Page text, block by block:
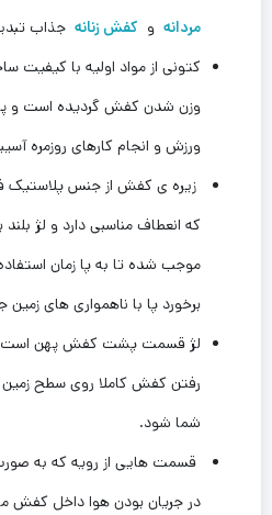
مردانه و کفش زنانه جذاب
کتونی از مواد اولیه با
وزن شدن کفش گردیده است و
ورزش و انجام کارهای روزمره
زیره ی کفش از جنس پلاستیک
که انعطاف مناسبی دارد و لژ
موجب شده تا به پا زمان
برخورد پا با ناهمواری های
لژ قسمت پشت کفش پهن است و
رفتن کفش کاملا روی سطح زمین
شما شود.
قسمت هایی از رویه که به
در جریان بودن هوا داخل کفش